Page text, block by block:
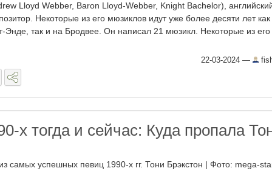
Lloyd Webber, Baron Lloyd-Webber, Knight Bachelor),
Некоторые из его мюзиклов идут уже более десяти лет как
Энде, так и на Бродвее. Он написал 21 мюзикл. Некоторые из его
22-03-2024 —
х тогда и сейчас: Куда пропала
самых успешных певиц 1990-х гг. Тони Брэкстон | Фото: mega-